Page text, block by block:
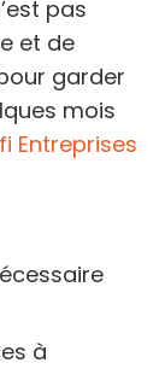
pas
et de
garder
mois
Entreprises
à